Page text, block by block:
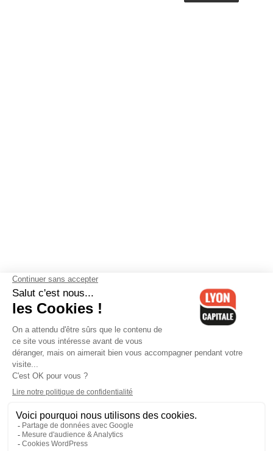
Contactez-nous-Mentions légales-CGV-Politique de
confidentialité-Gestion des cookies